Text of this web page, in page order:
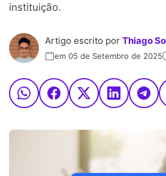
instituição.
Artigo escrito por Thiago
em 05 de Setembro de 2025